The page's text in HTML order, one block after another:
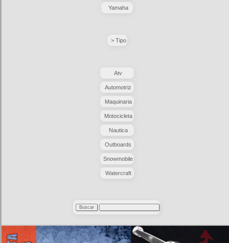
Yamaha
> Tipo
Atv
Automotriz
Maquinaria
Motocicleta
Nautica
Outboards
Snowmobile
Watercraft